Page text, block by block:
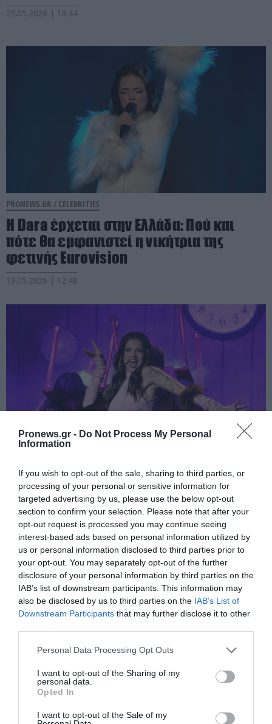
Pronews.gr - Do Not Process My Personal
Information
If you wish to opt-out of the sale, sharing to third parties, or
processing of your personal or sensitive information for
targeted advertising by us, please use the below opt-out
section to confirm your selection. Please note that after your
opt-out request is processed you may continue seeing
interest-based ads based on personal information utilized by
us or personal information disclosed to third parties prior to
your opt-out. You may separately opt-out of the further
disclosure of your personal information by third parties on the
IAB’s list of downstream participants. This information may
also be disclosed by us to third parties on the IAB’s List of
Downstream Participants that may further disclose it to other
Please note that this website/app uses one or more Google
not limited to your visit or usage behaviour. You may click to
grant or deny consent to Google and its third-party tags to
use your data for below specified purposes in below Google
consent section.
Personal Data Processing Opt Outs
I want to opt-out of the Sharing of my
personal data.
Opted In
I want to opt-out of the Sale of my
25.05.2026 | 10:44
PRONEWS.GR / CELEBRITIES
H Dara έρχεται στην Ελλάδα: Πού και
πότε θα εμφανιστεί η νικήτρια της
φετινής Eurovision
19.05.2026 | 12:48
Dara: «Εμείς οι Βούλγαροι μπορούμε
να πετύχουμε τα πάντα και να
αλλάξουμε ολόκληρο τον κόσμο»
(βίντεο)
18.05.2026 | 23:00